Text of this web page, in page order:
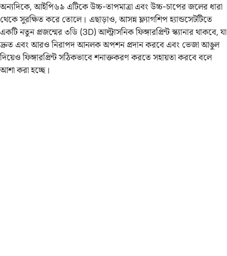
অন্যদিকে, আইপি৬৯ এটিকে উচ্চ-তাপমাত্রা এবং উচ্চ-চাপের জলের ধারা
থেকে সুরক্ষিত করে তোলে। এছাড়াও, আসন্ন ফ্ল্যাগশিপ হ্যান্ডসেটটিতে
একটি নতুন প্রজন্মের ৩ডি (3D) আল্ট্রাসনিক ফিঙ্গারপ্রিন্ট স্ক্যানার থাকবে, যা
দ্রুত এবং আরও নিরাপদ আনলক অপশন প্রদান করবে এবং ভেজা আঙুল
দিয়েও ফিঙ্গারপ্রিন্ট সঠিকভাবে শনাক্তকরণ করতে সহায়তা করবে বলে
আশা করা হচ্ছে।